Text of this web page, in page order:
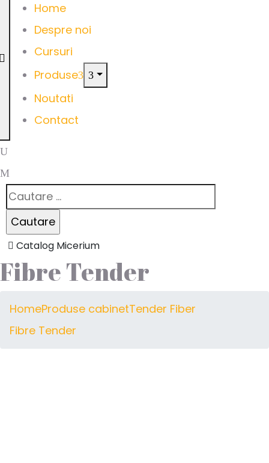
Home
Despre noi
Cursuri
Produse
Noutati
Contact
Catalog Micerium
Fibre Tender
HomeProduse cabinetTender Fiber
Fibre Tender